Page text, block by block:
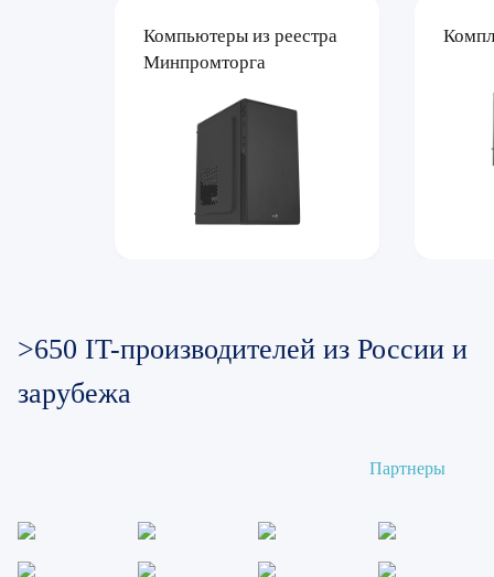
Компьютеры из реестра
Минпромторга
>650 IT-производителей из России и
зарубежа
Партнеры